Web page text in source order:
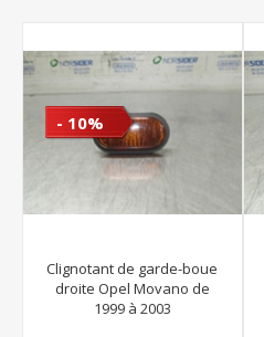
- 10%
Clignotant de garde-boue
droite Opel Movano de
1999 à 2003